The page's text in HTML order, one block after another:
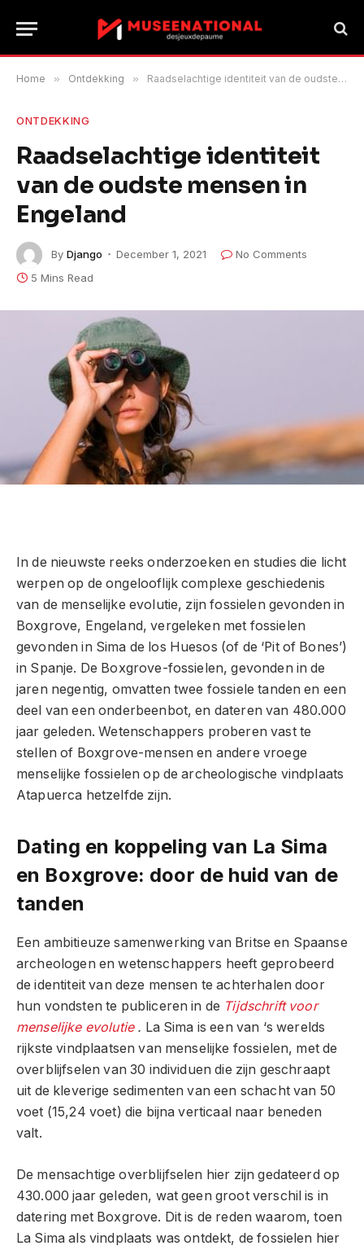
Home » Ontdekking » Raadselachtige identiteit van de oudste mensen in Engeland
ONTDEKKING
Raadselachtige identiteit
van de oudste mensen in
Engeland
By Django December 1, 2021
No Comments
5 Mins Read
In de nieuwste reeks onderzoeken en studies die licht
werpen op de ongelooflijk complexe geschiedenis
van de menselijke evolutie, zijn fossielen gevonden in
Boxgrove, Engeland, vergeleken met fossielen
gevonden in Sima de los Huesos (of de ‘Pit of Bones’)
in Spanje. De Boxgrove-fossielen, gevonden in de
jaren negentig, omvatten twee fossiele tanden en een
deel van een onderbeenbot, en dateren van 480.000
jaar geleden. Wetenschappers proberen vast te
stellen of Boxgrove-mensen en andere vroege
menselijke fossielen op de archeologische vindplaats
Atapuerca hetzelfde zijn.
Dating en koppeling van La Sima
en Boxgrove: door de huid van de
tanden
Een ambitieuze samenwerking van Britse en Spaanse
archeologen en wetenschappers heeft geprobeerd
de identiteit van deze mensen te achterhalen door
hun vondsten te publiceren in de Tijdschrift voor
menselijke evolutie . La Sima is een van ‘s werelds
rijkste vindplaatsen van menselijke fossielen, met de
overblijfselen van 30 individuen die zijn geschraapt
uit de kleverige sedimenten van een schacht van 50
voet (15,24 voet) die bijna verticaal naar beneden
valt.
De mensachtige overblijfselen hier zijn gedateerd op
430.000 jaar geleden, wat geen groot verschil is in
datering met Boxgrove. Dit is de reden waarom, toen
La Sima als vindplaats was ontdekt, de fossielen hier